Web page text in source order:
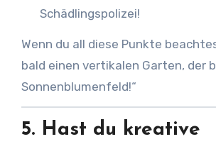
Schädlingspolizei!
Wenn du all diese Punkte
bald einen vertikalen Garten, der
Sonnenblumenfeld!“
5. Hast du kreative